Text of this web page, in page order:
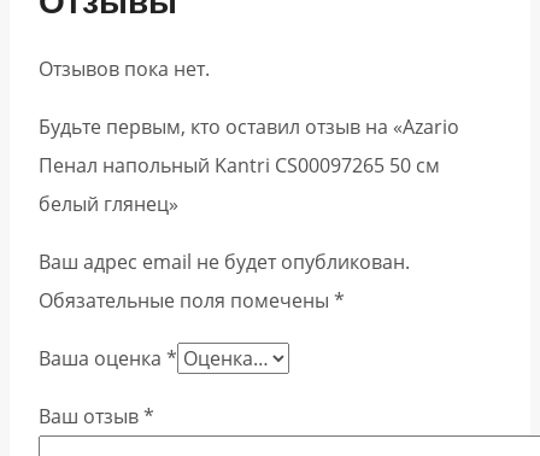
Отзывов пока нет.
Будьте первым, кто оставил отзыв на «Azario
Пенал напольный Kantri CS00097265 50 см
белый глянец»
Ваш адрес email не будет опубликован.
Обязательные поля помечены *
Ваша оценка *
Ваш отзыв*